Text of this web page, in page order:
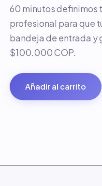
60 minutos definimos
profesional para que
bandeja de entrada y
$100.000 COP.
Añadir al carrito